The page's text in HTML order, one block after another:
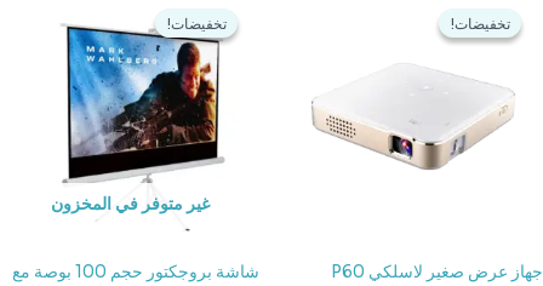
تخفيضات!
تخفيضات!
جهاز عرض صغير لاسلكي P60
الأصلي
هو:
تخفيضات!
غير متوفر في المخزون
تخفيضات!
شاشة بروجكتور حجم 100 بوصة مع
الأصلي
هو:
د.ك45,000.
هو:
د.ك22,500.